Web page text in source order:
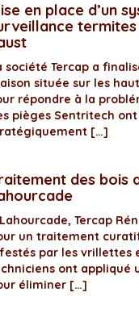
en place d’un
société Tercap a
située sur les
répondre à la
pièges Sentritech
[…]
des bois
Tercap
un traitement
par les vrillettes
ont appliqué
éliminer […]